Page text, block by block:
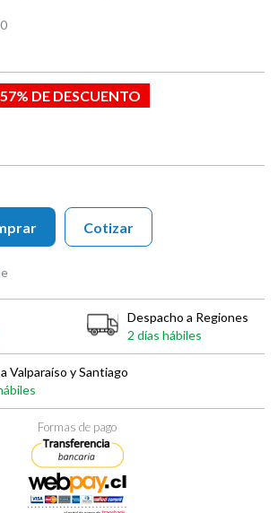
DE DESCUENTO
Cotizar
Despacho a Regiones
2 días hábiles
Valparaíso y Santiago
Formas de pago